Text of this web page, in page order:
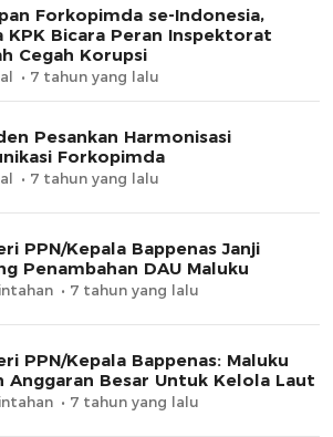
Forkopimda se-Indonesia,
KPK Bicara Peran Inspektorat
Cegah Korupsi
7 tahun yang lalu
Pesankan Harmonisasi
Forkopimda
7 tahun yang lalu
PPN/Kepala Bappenas Janji
Penambahan DAU Maluku
7 tahun yang lalu
PPN/Kepala Bappenas: Maluku
Anggaran Besar Untuk Kelola Laut
7 tahun yang lalu